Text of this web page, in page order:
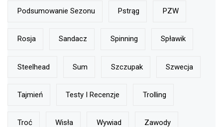
Podsumowanie Sezonu Pstrąg PZW
Rosja Sandacz Spinning Spławik
Steelhead Sum Szczupak Szwecja
Tajmień Testy I Recenzje Trolling
Troć Wisła Wywiad Zawody